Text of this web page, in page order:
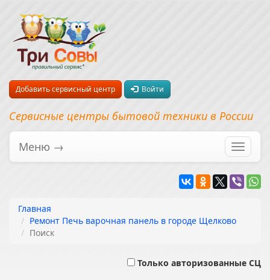
Добавить сервисный центр Войти
Сервисные центры бытовой техники в России
Меню →
Главная
Ремонт Печь варочная панель в городе Щелково
Поиск
Только авторизованные СЦ